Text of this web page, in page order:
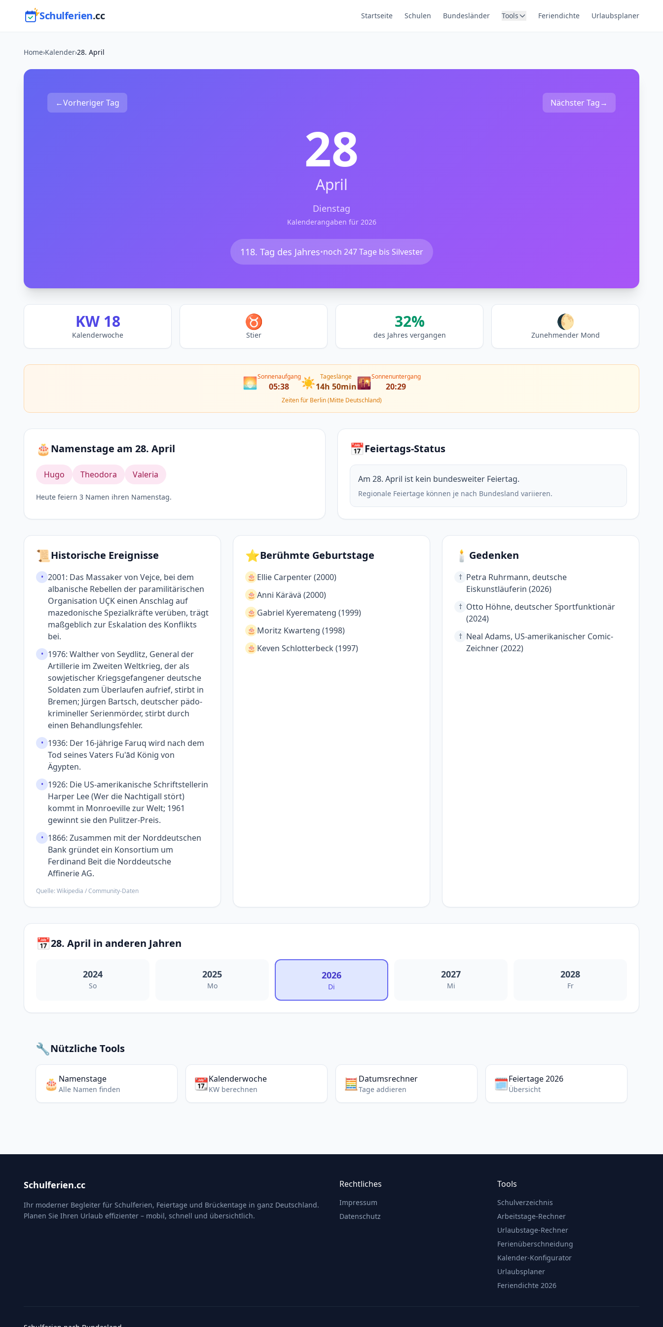
Schulferien.cc Startseite Schulen Bundesländer Tools Feriendichte Urlaubsplaner
Home›Kalender›28. April
←Vorheriger Tag Nächster Tag→
28
April
Dienstag
Kalenderangaben für 2026
118. Tag des Jahres•noch 247 Tage bis Silvester
KW 18
Kalenderwoche
♉
Stier
32%
des Jahres vergangen
🌔
Zunehmender Mond
🌅Sonnenaufgang
05:38 ☀️ Tageslänge
14h 50min🌇Sonnenuntergang
20:29
Zeiten für Berlin (Mitte Deutschland)
🎂Namenstage am 28. April
Hugo Theodora Valeria
Heute feiern 3 Namen ihren Namenstag.
📅Feiertags-Status
Am 28. April ist kein bundesweiter Feiertag.
Regionale Feiertage können je nach Bundesland variieren.
📜Historische Ereignisse
• 2001: Das Massaker von Vejce, bei dem
albanische Rebellen der para­militäri­schen
Organi­sation UÇK einen Anschlag auf
mazedo­nische Spezial­kräfte verüben, trägt
maßgeb­lich zur Eskalation des Konflikts
bei.
• 1976: Walther von Seydlitz, General der
Artillerie im Zweiten Welt­krieg, der als
sowjetischer Kriegs­gefangener deutsche
Soldaten zum Über­laufen aufrief, stirbt in
Bremen; Jürgen Bartsch, deut­scher pädo­
krimineller Serien­mörder, stirbt durch
einen Behandlungsfehler.
• 1936: Der 16-jährige Faruq wird nach dem
Tod seines Vaters Fu'ād König von
Ägypten.
• 1926: Die US-amerika­nische Schrift­stellerin
Harper Lee (Wer die Nachtigall stört)
kommt in Monroeville zur Welt; 1961
gewinnt sie den Pulitzer-Preis.
• 1866: Zusammen mit der Nord­deutschen
Bank gründet ein Konsortium um
Ferdinand Beit die Nord­deutsche
Affinerie AG.
Quelle: Wikipedia / Community-Daten
⭐Berühmte Geburtstage
🎂 Ellie Carpenter (2000)
🎂 Anni Kärävä (2000)
🎂 Gabriel Kyeremateng (1999)
🎂 Moritz Kwarteng (1998)
🎂 Keven Schlotterbeck (1997)
🕯️ Gedenken
† Petra Ruhrmann, deutsche
Eiskunstläuferin (2026)
† Otto Höhne, deutscher Sportfunktionär
(2024)
† Neal Adams, US-amerikanischer Comic-
Zeichner (2022)
📅28. April in anderen Jahren
2024
So
2025
Mo
2026
Di
2027
Mi
2028
Fr
🔧Nützliche Tools
🎂 Namenstage
Alle Namen finden 📆Kalenderwoche
KW berechnen 🧮Datumsrechner
Tage addieren 🗓️Feiertage 2026
Übersicht
Schulferien.cc
Ihr moderner Begleiter für Schulferien, Feiertage und Brückentage in ganz Deutschland.
Planen Sie Ihren Urlaub effizienter – mobil, schnell und übersichtlich.
Rechtliches
Impressum
Datenschutz
Tools
Schulverzeichnis
Arbeitstage-Rechner
Urlaubstage-Rechner
Ferienüberschneidung
Kalender-Konfigurator
Urlaubsplaner
Feriendichte 2026